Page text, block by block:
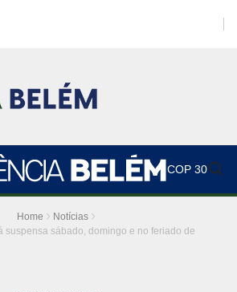
COP 30
Home
Notícias
suspensa sábado, domingo e no feriado de